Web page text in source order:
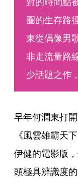
圈的生存路
東從偶像男
非走流量路
少話題之作
早年何潤東打
《風雲雄霸天
伊健的電影版
頭極具辨識度